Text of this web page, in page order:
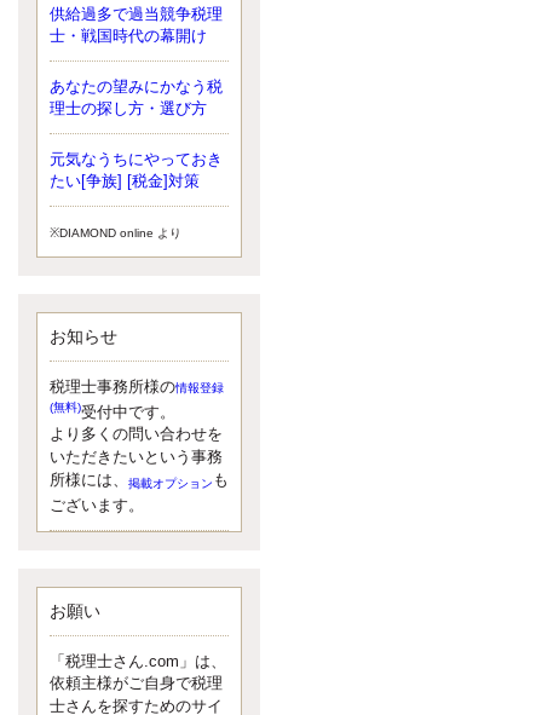
---------------------
サクセス会計事務所
サクセス税理士のお役立ちブ
ログ
平成２７年１月１日以降開始の相続
より、相続税の基礎控除額（相続税
が課税されない遺産の上限額）が縮
小されたため、お亡くなりになった
更新:2017年5月1日(大阪市中央区)
---------------------
湘南のぽっちゃり女性税理士
松村文子と湘南ＢＵ
また最近、税理士試験のご相談を受
けることおおくなりました。受験申
し込み受け付け開始になるからです
ね。勉強したが、中途半端なので、
受験が無駄に思っている人もいるよ
うです。まず、私ならダメと思う前
に、全力で勝負してみたいです！
更新:2017年5月1日(神奈川県藤沢市)
---------------------
イクメン税理士による税金ブ
ログです。
なくて七クセ 目は口ほどにモノを言
う 色んなことわざがありますが、無
意識に出ている身体のサイン。 心理
学では、ちゃんと意味があるようで
供給過多で過当競争税理
士・戦国時代の幕開け
あなたの望みにかなう税
理士の探し方・選び方
元気なうちにやっておき
たい[争族] [税金]対策
※DIAMOND online より
お知らせ
税理士事務所様の情報登録
(無料)受付中です。
より多くの問い合わせを
いただきたいという事務
所様には、
掲載オプション も
ございます。
お願い
「税理士さん.com」は、
依頼主様がご自身で税理
士さんを探すためのサイ